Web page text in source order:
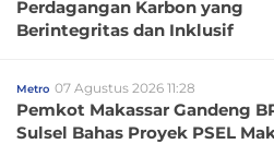
Perdagangan Karbon yang
Berintegritas dan Inklusif
Metro 07 Agustus 2026 11:28
Pemkot Makassar Gandeng
Sulsel Bahas Proyek PSEL